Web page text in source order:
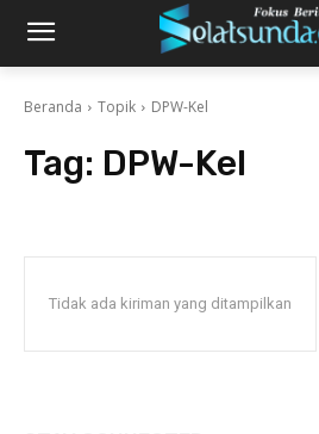
Beranda Topik DPW-Kel
Tag: DPW-Kel
Tidak ada kiriman yang ditampilkan